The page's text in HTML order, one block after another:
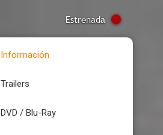
Estrenada
Información
Trailers
DVD / Blu-Ray